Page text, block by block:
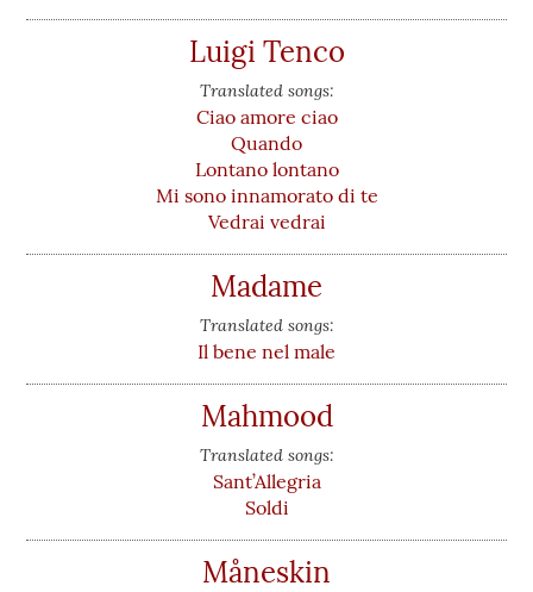
Luigi Tenco
Translated songs:
Ciao amore ciao
Quando
Lontano lontano
Mi sono innamorato di te
Vedrai vedrai
Madame
Translated songs:
Il bene nel male
Mahmood
Translated songs:
Sant’Allegria
Soldi
Måneskin